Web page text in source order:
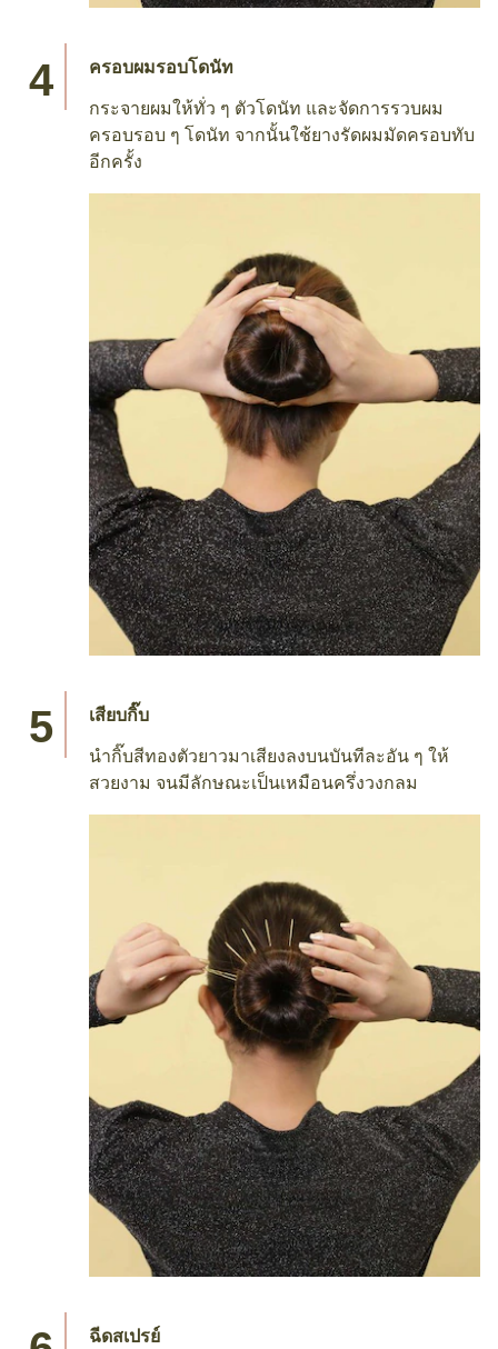
ครอบผมรอบโดนัท
กระจายผมให้ทั่ว ๆ ตัวโดนัท และจัดการรวบผม
ครอบรอบ ๆ โดนัท จากนั้นใช้ยางรัดผมมัดครอบทับ
อีกครั้ง
เสียบกิ๊บ
นำกิ๊บสีทองตัวยาวมาเสียงลงบนบันทีละอัน ๆ ให้
สวยงาม จนมีลักษณะเป็นเหมือนครึ่งวงกลม
ฉีดสเปรย์